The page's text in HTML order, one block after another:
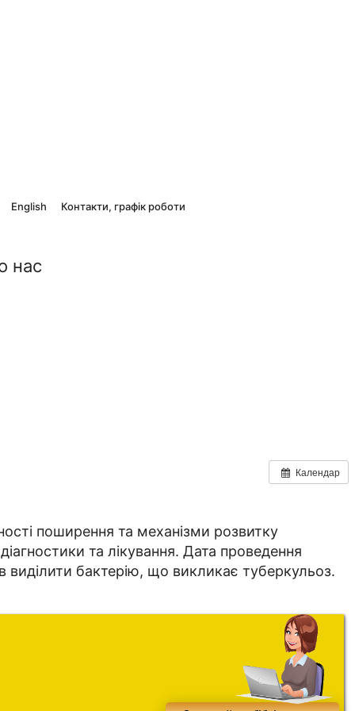
English Контакти, графік роботи
нас
Календар
поширення та механізми розвитку
та лікування. Дата проведення
виділити бактерію, що викликає туберкульоз.